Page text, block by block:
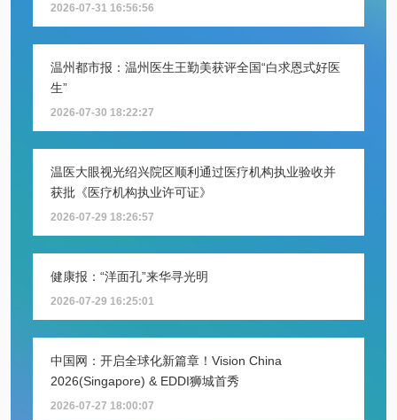
2026-07-31 16:56:56
温州都市报：温州医生王勤美获评全国“白求恩式好医
生”
2026-07-30 18:22:27
温医大眼视光绍兴院区顺利通过医疗机构执业验收并
获批《医疗机构执业许可证》
2026-07-29 18:26:57
健康报：“洋面孔”来华寻光明
2026-07-29 16:25:01
中国网：开启全球化新篇章！Vision China
2026(Singapore) & EDDI狮城首秀
2026-07-27 18:00:07